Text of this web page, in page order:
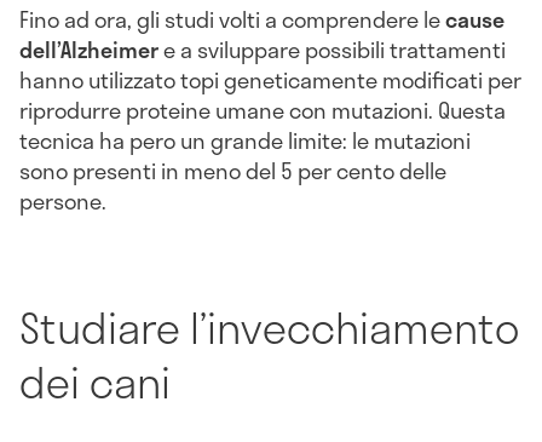
Fino ad ora, gli studi volti a comprendere lecause
dell’Alzheimere a sviluppare possibili trattamenti
hanno utilizzato topi geneticamente modificati per
riprodurre proteine umane con mutazioni. Questa
tecnica ha pero un grande limite: le mutazioni
sono presenti in meno del 5 per cento delle
persone.
Studiare l’invecchiamento
dei cani